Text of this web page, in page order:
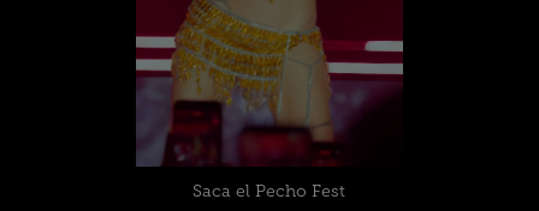
Saca el Pecho Fest